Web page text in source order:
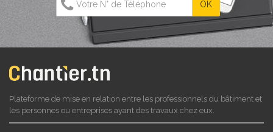
Plateforme de mise en relation entre les professionnels du bâtiment et
les personnes ou entreprises ayant des travaux chez eux.